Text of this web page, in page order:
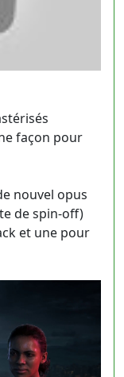
façon pour
nouvel opus
de spin-off)
et une pour